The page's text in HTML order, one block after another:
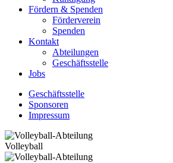
Fördern & Spenden
Förderverein
Spenden
Kontakt
Abteilungen
Geschäftsstelle
Jobs
Geschäftsstelle
Sponsoren
Impressum
Volleyball